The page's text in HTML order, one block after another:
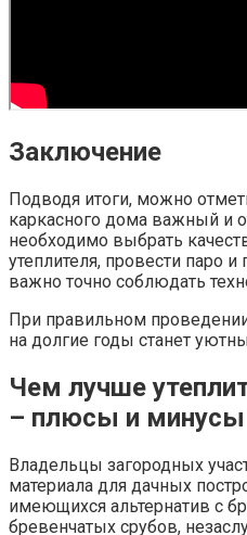
Заключение
Подводя итоги, можно
каркасного дома важный и
необходимо выбрать
утеплителя, провести паро
важно точно соблюдать
При правильном
на долгие годы станет
Чем лучше
– плюсы и минусы
Владельцы загородных
материала для дачных
имеющихся альтернатив с
бревенчатых срубов,